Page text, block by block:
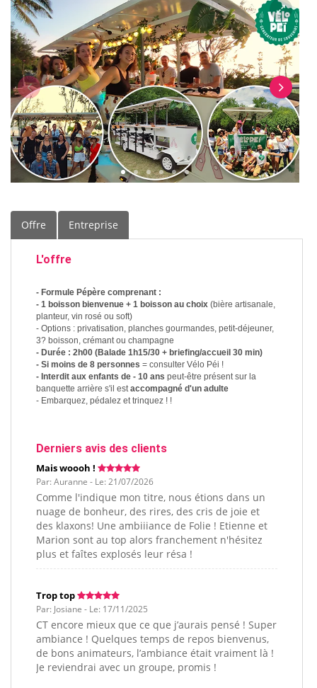
Offre Entreprise
L'offre
- Formule Pépère comprenant :
- 1 boisson bienvenue + 1 boisson au choix (bière artisanale,
planteur, vin rosé ou soft)
- Options : privatisation, planches gourmandes, petit-déjeuner,
3? boisson, crémant ou champagne
- Durée : 2h00 (Balade 1h15/30 + briefing/accueil 30 min)
- Si moins de 8 personnes = consulter Vélo Péi !
- Interdit aux enfants de - 10 ans peut-être présent sur la
banquette arrière s'il estaccompagné d'un adulte
- Embarquez, pédalez et trinquez ! !
Derniers avis des clients
Mais woooh !
Par: Auranne - Le: 21/07/2026
Comme l'indique mon titre, nous étions dans un
nuage de bonheur, des rires, des cris de joie et
des klaxons! Une ambiiiance de Folie ! Etienne et
Marion sont au top alors franchement n'hésitez
plus et faîtes explosés leur résa !
Trop top
Par: Josiane - Le: 17/11/2025
CT encore mieux que ce que j’aurais pensé ! Super
ambiance ! Quelques temps de repos bienvenus,
de bons animateurs, l’ambiance était vraiment là !
Je reviendrai avec un groupe, promis !